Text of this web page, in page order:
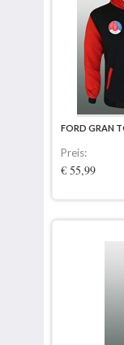
FORD GRAN
Preis:
€ 55,99